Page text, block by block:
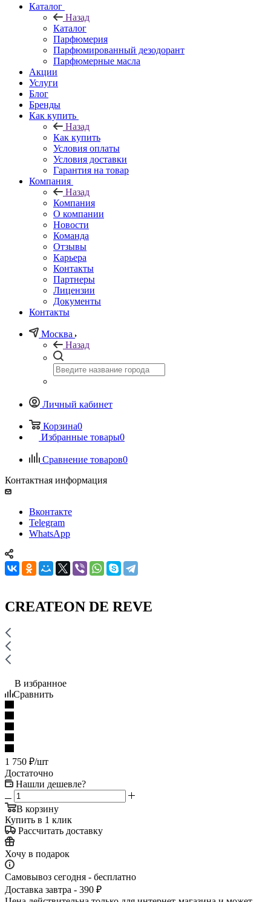
Каталог
Назад
Каталог
Парфюмерия
Парфюмированный дезодорант
Парфюмерные масла
Акции
Услуги
Блог
Бренды
Как купить
Назад
Как купить
Условия оплаты
Условия доставки
Гарантия на товар
Компания
Назад
Компания
О компании
Новости
Команда
Отзывы
Карьера
Контакты
Партнеры
Лицензии
Документы
Контакты
Москва
Назад
Личный кабинет
Корзина0
Избранные товары0
Сравнение товаров0
Контактная информация
Вконтакте
Telegram
WhatsApp
CREATEON DE REVE
В избранное
Сравнить
1 750 ₽/шт
Достаточно
Нашли дешевле?
В корзину
Купить в 1 клик
Рассчитать доставку
Хочу в подарок
Самовывоз сегодня - бесплатно
Доставка завтра - 390 ₽